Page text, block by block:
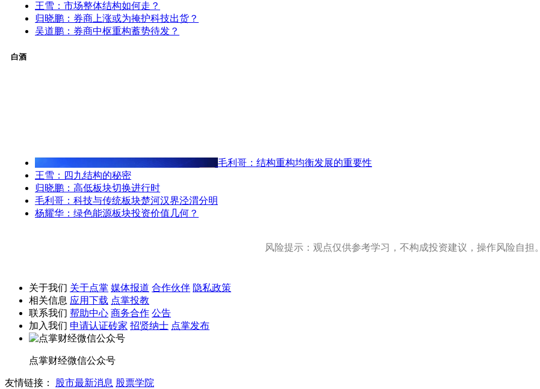
王雪：市场整体结构如何走？
归晓鹏：券商上涨或为掩护科技出货？
吴道鹏：券商中枢重构蓄势待发？
白酒
毛利哥：结构重构均衡发展的重要性
王雪：四九结构的秘密
归晓鹏：高低板块切换进行时
毛利哥：科技与传统板块楚河汉界泾渭分明
杨耀华：绿色能源板块投资价值几何？
风险提示：观点仅供参考学习，不构成投资建议，操作风险自担。
关于我们 关于点掌 媒体报道 合作伙伴 隐私政策
相关信息 应用下载 点掌投教
联系我们 帮助中心 商务合作 公告
加入我们 申请认证砖家 招贤纳士 点掌发布
点掌财经微信公众号
友情链接： 股市最新消息 股票学院